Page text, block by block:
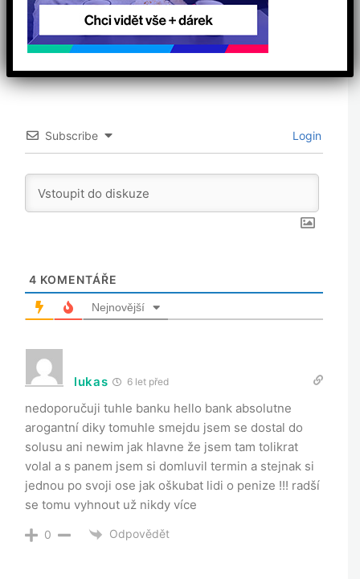
0
Vaše hodnocení
Subscribe Login
4 KOMENTÁŘE
Nejnovější
lukas 6 let před
nedoporučuji tuhle banku hello bank absolutne
arogantní diky tomuhle smejdu jsem se dostal do
solusu ani newim jak hlavne že jsem tam tolikrat
volal a s panem jsem si domluvil termin a stejnak si
jednou po svoji ose jak oškubat lidi o penize !!! radší
se tomu vyhnout už nikdy více
0 Odpovědět